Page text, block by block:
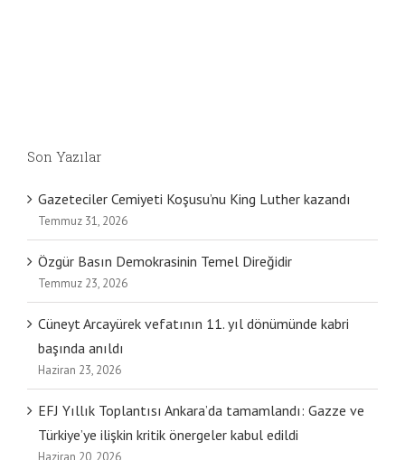
Son Yazılar
Gazeteciler Cemiyeti Koşusu’nu King Luther kazandı
Temmuz 31, 2026
Özgür Basın Demokrasinin Temel Direğidir
Temmuz 23, 2026
Cüneyt Arcayürek vefatının 11. yıl dönümünde kabri
başında anıldı
Haziran 23, 2026
EFJ Yıllık Toplantısı Ankara’da tamamlandı: Gazze ve
Türkiye’ye ilişkin kritik önergeler kabul edildi